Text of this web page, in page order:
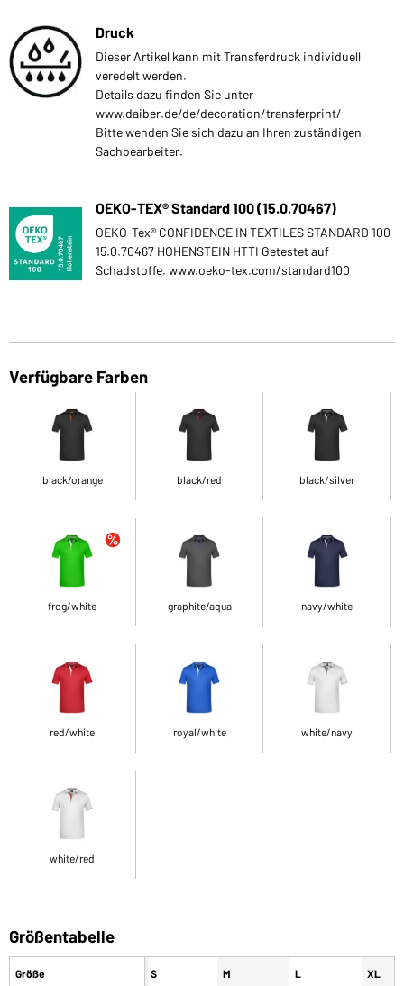
Druck
Dieser Artikel kann mit Transferdruck individuell
veredelt werden.
Details dazu finden Sie unter
www.daiber.de/de/decoration/transferprint/
Bitte wenden Sie sich dazu an Ihren zuständigen
Sachbearbeiter.
OEKO-TEX® Standard 100 (15.0.70467)
OEKO-Tex® CONFIDENCE IN TEXTILES STANDARD 100
15.0.70467 HOHENSTEIN HTTI Getestet auf
Schadstoffe. www.oeko-tex.com/standard100
Verfügbare Farben
black/orange black/red black/silver
frog/white graphite/aqua navy/white
red/white royal/white white/navy
white/red
Größentabelle
Größe S M L XL